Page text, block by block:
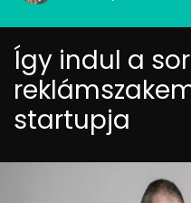
Így indul a
startupja